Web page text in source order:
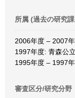
所属 (過去の研究
2006年度 – 2007
1997年度: 青森公
1995年度 – 1997
審査区分/研究分野